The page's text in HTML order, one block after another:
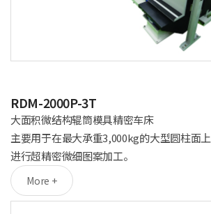
RDM-2000P-3T
大面积微结构辊筒模具精密车床
主要用于在最大承重3,000kg的大型圆柱面上
进行超精密微细图案加工。
More +